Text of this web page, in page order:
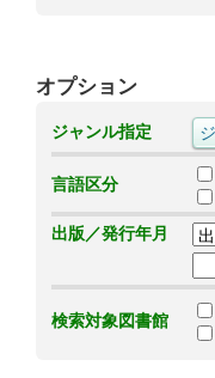
オプション
ジャンル指定
言語区分
出版／発行年月
検索対象図書館